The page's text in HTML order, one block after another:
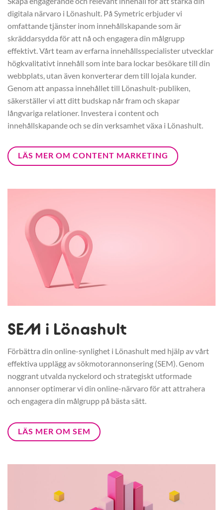
digitala närvaro i Lönashult. På Symetric erbjuder vi
omfattande tjänster inom innehållskapande som är
skräddarsydda för att nå och engagera din målgrupp
effektivt. Vårt team av erfarna innehållsspecialister utvecklar
högkvalitativt innehåll som inte bara lockar besökare till din
webbplats, utan även konverterar dem till lojala kunder.
Genom att anpassa innehållet till Lönashult-publiken,
säkerställer vi att ditt budskap når fram och skapar
långvariga relationer. Investera i content och
innehållskapande och se din verksamhet växa i Lönashult.
LÄS MER OM CONTENT MARKETING
SEM i Lönashult
Förbättra din online-synlighet i Lönashult med hjälp av vårt
effektiva upplägg av sökmotorannonsering (SEM). Genom
noggrant utvalda nyckelord och strategiskt utformade
annonser optimerar vi din online-närvaro för att attrahera
och engagera din målgrupp på bästa sätt.
LÄS MER OM SEM